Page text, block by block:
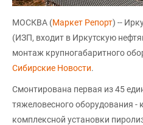
МОСКВА (Маркет Репорт) --
(ИЗП, входит в Иркутскую
монтаж крупногабаритного
Сибирские Новости.
Смонтирована первая из 45
тяжеловесного оборудования -
комплексной установки